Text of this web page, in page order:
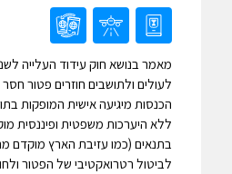
לעולים ולתושבים חוזרים פטור
הכנסות מיגיעה אישית המופקות
ללא היערכות משפטית ופיננסית
בתנאים (כמו עזיבת הארץ מוקדם
לביטול רטרואקטיבי של הפטור